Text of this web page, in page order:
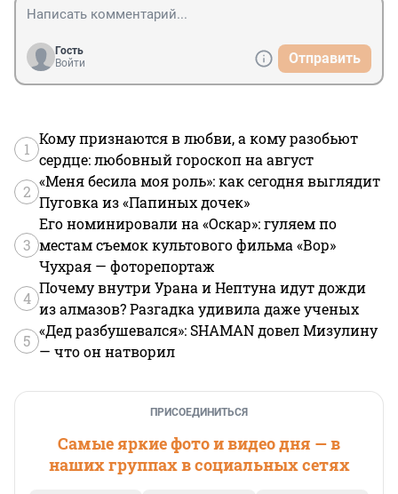
Гость
Войти
Отправить
1
Кому признаются в любви, а кому разобьют
сердце: любовный гороскоп на август
2
«Меня бесила моя роль»: как сегодня выглядит
Пуговка из «Папиных дочек»
3
Его номинировали на «Оскар»: гуляем по
местам съемок культового фильма «Вор»
Чухрая — фоторепортаж
4
Почему внутри Урана и Нептуна идут дожди
из алмазов? Разгадка удивила даже ученых
5
«Дед разбушевался»: SHAMAN довел Мизулину
— что он натворил
ПРИСОЕДИНИТЬСЯ
Самые яркие фото и видео дня — в
наших группах в социальных сетях